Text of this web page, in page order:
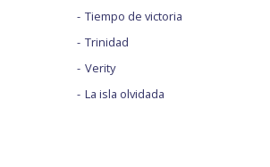
Tiempo de victoria
Trinidad
Verity
La isla olvidada